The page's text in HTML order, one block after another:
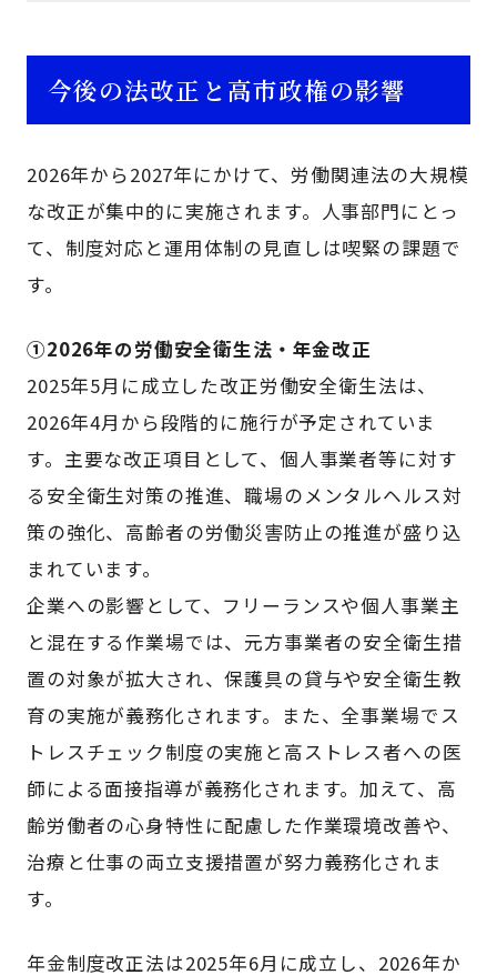
今後の法改正と高市政権の影響
2026年から2027年にかけて、労働関連法の大規模
な改正が集中的に実施されます。人事部門にとっ
て、制度対応と運用体制の見直しは喫緊の課題で
す。
①2026年の労働安全衛生法・年金改正
2025年5月に成立した改正労働安全衛生法は、
2026年4月から段階的に施行が予定されていま
す。主要な改正項目として、個人事業者等に対す
る安全衛生対策の推進、職場のメンタルヘルス対
策の強化、高齢者の労働災害防止の推進が盛り込
まれています。
企業への影響として、フリーランスや個人事業主
と混在する作業場では、元方事業者の安全衛生措
置の対象が拡大され、保護具の貸与や安全衛生教
育の実施が義務化されます。また、全事業場でス
トレスチェック制度の実施と高ストレス者への医
師による面接指導が義務化されます。加えて、高
齢労働者の心身特性に配慮した作業環境改善や、
治療と仕事の両立支援措置が努力義務化されま
す。
年金制度改正法は2025年6月に成立し、2026年か